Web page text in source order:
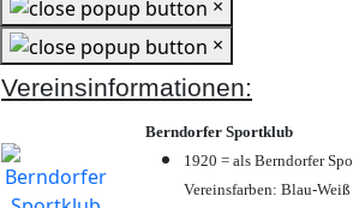
×
×
Vereinsinformationen:
Berndorfer Sportklub
1920 = als Berndorfer
Vereinsfarben: Blau-